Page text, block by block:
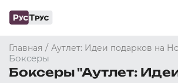
Главная / Аутлет: Идеи подарков на
Боксеры
Боксеры "Аутлет: